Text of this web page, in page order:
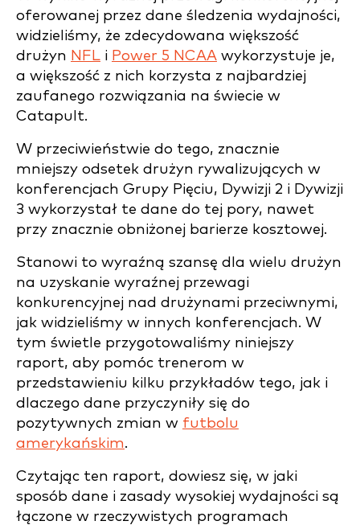
oferowanej przez dane śledzenia wydajności,
widzieliśmy, że zdecydowana większość
drużyn NFL i Power 5 NCAA wykorzystuje je,
a większość z nich korzysta z najbardziej
zaufanego rozwiązania na świecie w
Catapult.
W przeciwieństwie do tego, znacznie
mniejszy odsetek drużyn rywalizujących w
konferencjach Grupy Pięciu, Dywizji 2 i Dywizji
3 wykorzystał te dane do tej pory, nawet
przy znacznie obniżonej barierze kosztowej.
Stanowi to wyraźną szansę dla wielu drużyn
na uzyskanie wyraźnej przewagi
konkurencyjnej nad drużynami przeciwnymi,
jak widzieliśmy w innych konferencjach. W
tym świetle przygotowaliśmy niniejszy
raport, aby pomóc trenerom w
przedstawieniu kilku przykładów tego, jak i
dlaczego dane przyczyniły się do
pozytywnych zmian w futbolu
amerykańskim.
Czytając ten raport, dowiesz się, w jaki
sposób dane i zasady wysokiej wydajności są
łączone w rzeczywistych programach